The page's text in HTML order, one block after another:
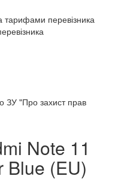
тарифами перевізника
ЗУ "Про захист прав
Note 11
Blue (EU)